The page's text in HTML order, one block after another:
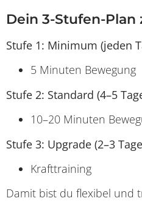
Dein 3-Stufen-
Stufe 1: Minimum (jeden
5 Minuten Bewegung
Stufe 2: Standard (4–5
10–20 Minuten
Stufe 3: Upgrade (2–3
Krafttraining
Damit bist du flexibel und